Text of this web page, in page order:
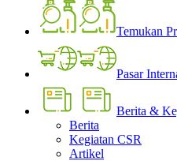
Temukan
Pasar
Berita &
Berita
Kegiatan CSR
Artikel